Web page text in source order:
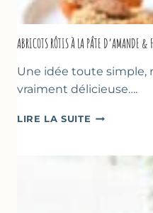
ABRICOTS RÔTIS À LA PÂTE D’AMANDE &
Une idée toute simple,
vraiment délicieuse….
LIRE LA SUITE ABRICOTS